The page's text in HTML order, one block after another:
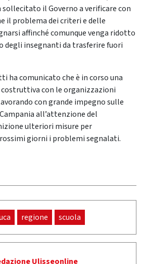
sollecitato il Governo a verificare con
il problema dei criteri e delle
affinché comunque venga ridotto
degli insegnanti da trasferire fuori
ha comunicato che è in corso una
costruttiva con le organizzazioni
con grande impegno sulle
all’attenzione del
ulteriori misure per
giorni i problemi segnalati.
regione scuola
Ulisseonline